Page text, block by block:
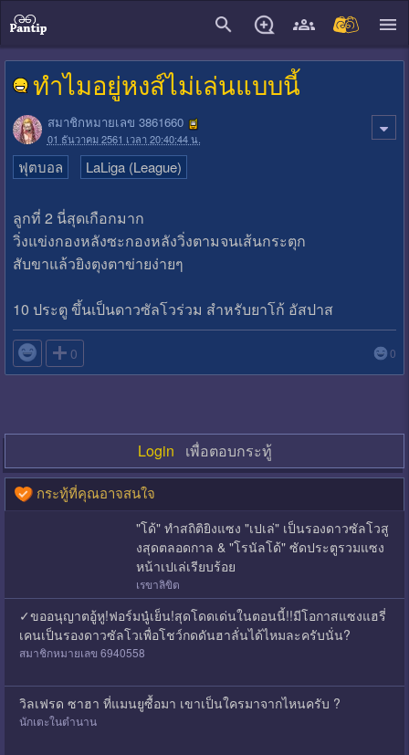
ทำไมอยู่หงส์ไม่เล่นแบบนี้
สมาชิกหมายเลข 3861660
01 ธันวาคม 2561 เวลา 20:40:44 น.
ฟุตบอล LaLiga (League)
ลูกที่ 2 นี่สุดเกือกมาก
วิ่งแข่งกองหลังซะกองหลังวิ่งตามจนเส้นกระตุก
สับขาแล้วยิงตุงตาข่ายง่ายๆ
10 ประตู ขึ้นเป็นดาวซัลโวร่วม สำหรับยาโก้ อัสปาส
 0 0
Login เพื่อตอบกระทู้
กระทู้ที่คุณอาจสนใจ
"โด้" ทำสถิติยิงแซง "เปเล่" เป็นรองดาวซัลโวสู
งสุดตลอดกาล & "โรนัลโด้" ซัดประตูรวมแซง
หน้าเปเล่เรียบร้อย
เรขาลิขิต
✓ขออนุญาตอู้หู!ฟอร์มนู๋เย็น!สุดโดดเด่นในตอนนี้!!มีโอกาสแซงแฮรี่
เคนเป็นรองดาวซัลโวเพื่อโชว์กดดันฮาลั่นได้ไหมละครับนั่น?
สมาชิกหมายเลข 6940558
วิลเฟรด ซาฮา ที่แมนยูซื้อมา เขาเป็นใครมาจากไหนครับ ?
นักเตะในตำนาน
close